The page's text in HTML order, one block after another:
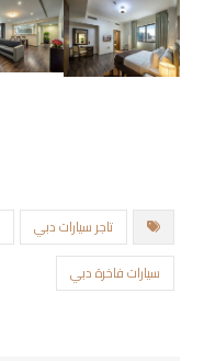
تاجر سيارات دبي
سيارات فاخرة دبي